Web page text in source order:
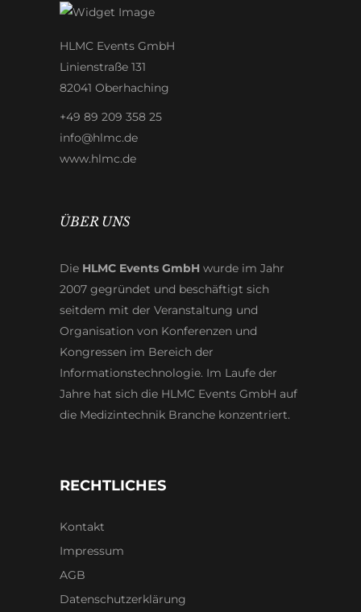
HLMC Events GmbH
Linienstraße 131
82041 Oberhaching
+49 89 209 358 25
info@hlmc.de
www.hlmc.de
ÜBER UNS
Die HLMC Events GmbH wurde im Jahr
2007 gegründet und beschäftigt sich
seitdem mit der Veranstaltung und
Organisation von Konferenzen und
Kongressen im Bereich der
Informationstechnologie. Im Laufe der
Jahre hat sich die HLMC Events GmbH auf
die Medizintechnik Branche konzentriert.
RECHTLICHES
Kontakt
Impressum
AGB
Datenschutzerklärung